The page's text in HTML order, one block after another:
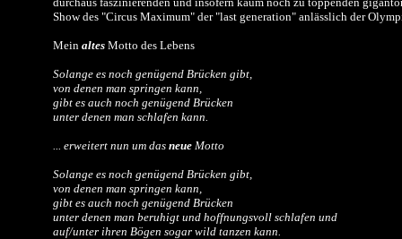
Show des "Circus Maximum" der "last generation" anlässlich der
Mein altes Motto des Lebens
Solange es noch genügend Brücken gibt,
von denen man springen kann,
gibt es auch noch genügend Brücken
unter denen man schlafen kann.
... erweitert nun um das neue Motto
Solange es noch genügend Brücken gibt,
von denen man springen kann,
gibt es auch noch genügend Brücken
unter denen man beruhigt und hoffnungsvoll schlafen und
auf/unter ihren Bögen sogar wild tanzen kann.